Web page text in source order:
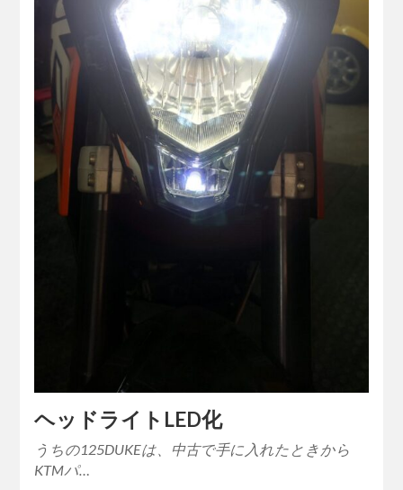
ヘッドライトLED化
うちの125DUKEは、中古で手に入れたときから
KTMパ…